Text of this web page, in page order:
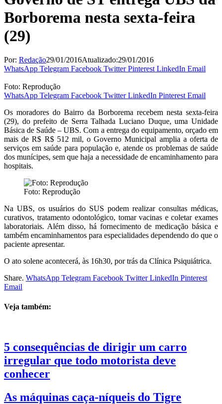
Borborema nesta sexta-feira
(29)
Por: Redação29/01/2016Atualizado:29/01/2016
WhatsApp Telegram Facebook Twitter Pinterest LinkedIn Email
Foto: Reprodução
WhatsApp Telegram Facebook Twitter LinkedIn Pinterest Email
Os moradores do Bairro da Borborema recebem nesta sexta-feira
(29), do prefeito de Serra Talhada Luciano Duque, uma Unidade
Básica de Saúde – UBS. Com a entrega do equipamento, orçado em
mais de R$ R$ 512 mil, o Governo Municipal amplia a oferta de
serviços em saúde para população e, atende os problemas de saúde
dos munícipes, sem que haja a necessidade de encaminhamento para
hospitais.
Foto: Reprodução
Na UBS, os usuários do SUS podem realizar consultas médicas,
curativos, tratamento odontológico, tomar vacinas e coletar exames
laboratoriais. Além disso, há fornecimento de medicação básica e
também encaminhamentos para especialidades dependendo do que o
paciente apresentar.
O ato solene acontecerá, às 16h30, por trás da Clínica Psiquiátrica.
Share. WhatsApp Telegram Facebook Twitter LinkedIn Pinterest
Email
Veja também:
5 consequências de dirigir um carro
irregular que todo motorista deve
conhecer
As máquinas caça-níqueis do Tigre